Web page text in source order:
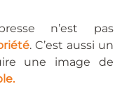
n’est pas
. C’est aussi un
une image de